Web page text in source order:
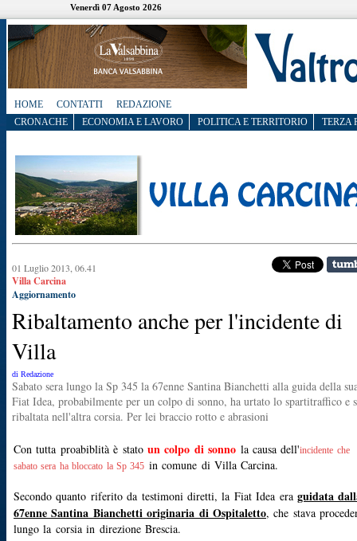
Venerdì 07 Agosto 2026
HOME CONTATTI
REDAZIONE
CRONACHE
ECONOMIA E LAVORO POLITICA E TERRITORIO TERZA
01 Luglio 2013, 06.41
Villa Carcina
Aggiornamento
Ribaltamento anche per l'incidente di
Villa
di Redazione
Sabato sera lungo la Sp 345 la 67enne Santina Bianchetti alla guida della
Fiat Idea, probabilmente per un colpo di sonno, ha urtato lo spartitraffico e
ribaltata nell'altra corsia. Per lei braccio rotto e abrasioni
Con tutta proabiblità è stato un colpo di sonno la causa dell'incidente che
sabato sera ha bloccato la Sp 345 in comune di Villa Carcina.
Secondo quanto riferito da testimoni diretti, la Fiat Idea era guidata
67enne Santina Bianchetti originaria di Ospitaletto, che stava
lungo la corsia in direzione Brescia.